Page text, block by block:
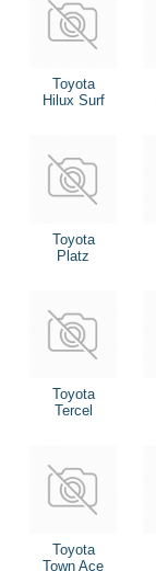
Toyota
Hilux Surf
Toyota
Platz
Toyota
Tercel
Toyota
Town Ace